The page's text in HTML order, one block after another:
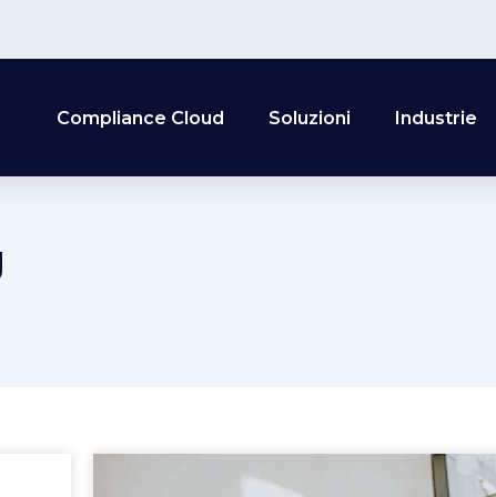
Compliance Cloud Soluzioni Industrie